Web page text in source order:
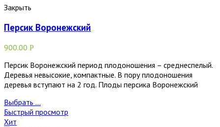
Закрыть
Персик Воронежский
900.00 Р
Персик Воронежский период плодоношения – среднеспелый.
Деревья невысокие, компактные. В пору плодоношения
деревья вступают на 2 год. Плоды персика Воронежский
Выбрать ...
Быстрый просмотр
Хит